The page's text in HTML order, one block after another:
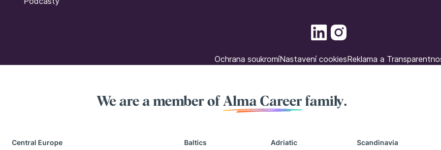
Ochrana soukromíNastavení cookiesReklama a
We are a member of Alma Careerfamily.
Central Europe Baltics Adriatic Scandinavia